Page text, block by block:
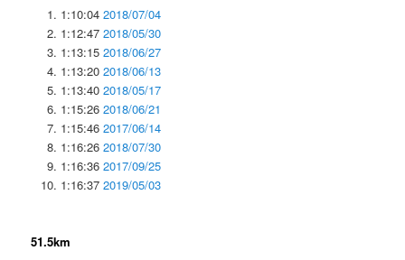
1:10:04 2018/07/04
1:12:47 2018/05/30
1:13:15 2018/06/27
1:13:20 2018/06/13
1:13:40 2018/05/17
1:15:26 2018/06/21
1:15:46 2017/06/14
1:16:26 2018/07/30
1:16:36 2017/09/25
1:16:37 2019/05/03
51.5km